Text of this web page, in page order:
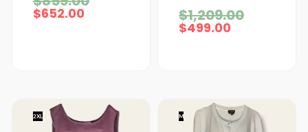
$652.00 $1,209.00
$499.00
2XL M